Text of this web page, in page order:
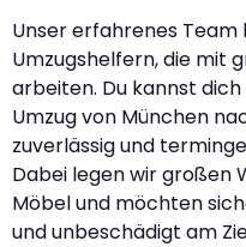
Unser erfahrenes
Umzugshelfern, die mit
arbeiten. Du kannst
Umzug von München
zuverlässig und
Dabei legen wir großen
Möbel und möchten
und unbeschädigt am